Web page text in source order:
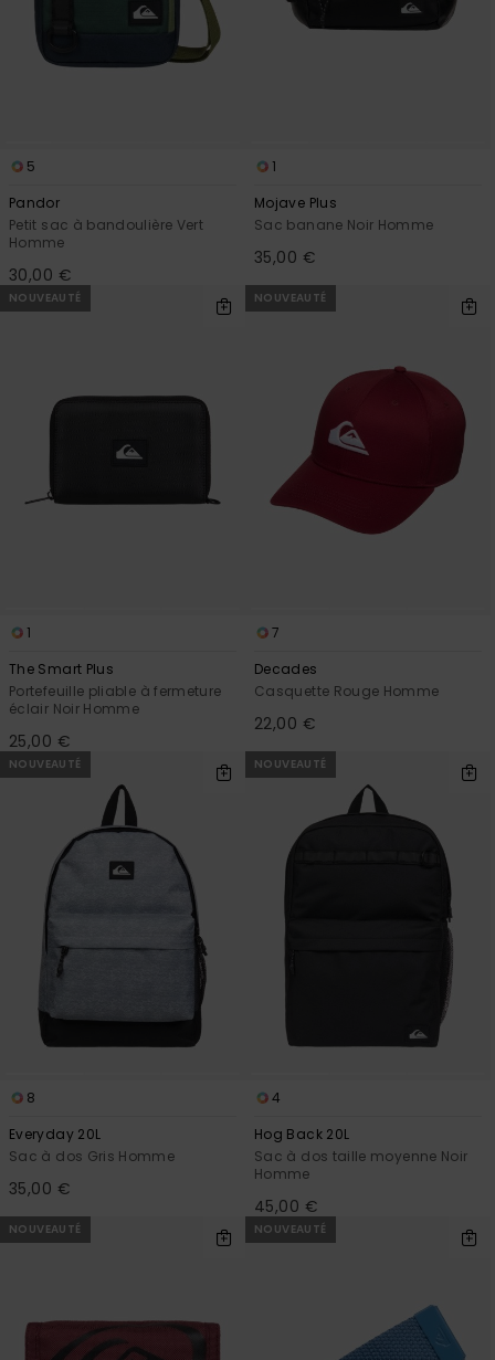
5
Pandor
Petit sac à bandoulière Vert
Homme
30,00 €
1
Mojave Plus
Sac banane Noir Homme
35,00 €
NOUVEAUTÉ
1
The Smart Plus
Portefeuille pliable à fermeture
éclair Noir Homme
25,00 €
NOUVEAUTÉ
7
Decades
Casquette Rouge Homme
22,00 €
NOUVEAUTÉ
8
Everyday 20L
Sac à dos Gris Homme
35,00 €
NOUVEAUTÉ
4
Hog Back 20L
Sac à dos taille moyenne Noir
Homme
45,00 €
NOUVEAUTÉ NOUVEAUTÉ